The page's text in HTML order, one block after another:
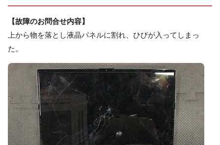
【故障のお問合せ内容】
上から物を落とし液晶パネルに割れ、ひびが入ってしまっ
た。